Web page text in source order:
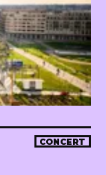
CONCERT